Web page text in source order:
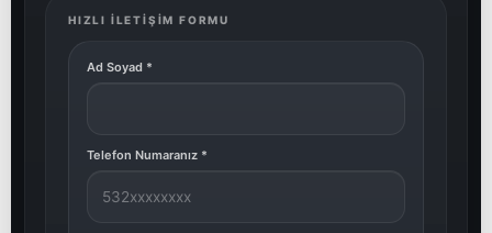
HIZLI İLETIŞIM FORMU
Ad Soyad *
Telefon Numaranız *